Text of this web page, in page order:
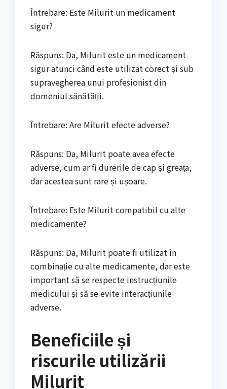
Întrebare: Este Milurit un medicament
sigur?
Răspuns: Da, Milurit este un medicament
sigur atunci când este utilizat corect și sub
supravegherea unui profesionist din
domeniul sănătății.
Întrebare: Are Milurit efecte adverse?
Răspuns: Da, Milurit poate avea efecte
adverse, cum ar fi durerile de cap și greața,
dar acestea sunt rare și ușoare.
Întrebare: Este Milurit compatibil cu alte
medicamente?
Răspuns: Da, Milurit poate fi utilizat în
combinație cu alte medicamente, dar este
important să se respecte instrucțiunile
medicului și să se evite interacțiunile
adverse.
Beneficiile și
riscurile utilizării
Milurit